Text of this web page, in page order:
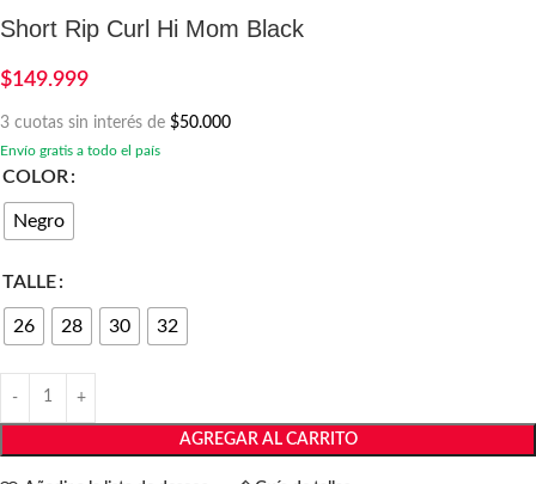
Short Rip Curl Hi Mom Black
$149.999
3 cuotas sin interés de $50.000
Envío gratis a todo el país
COLOR
Negro
TALLE
26 28 30 32
AGREGAR AL CARRITO